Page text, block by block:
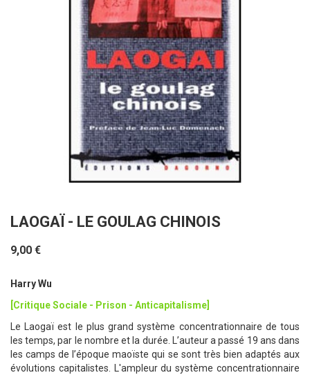
LAOGAÏ - LE GOULAG CHINOIS
9,00 €
Harry Wu
[Critique Sociale - Prison - Anticapitalisme]
Le Laogaï est le plus grand système concentrationnaire de tous
les temps, par le nombre et la durée. L’auteur a passé 19 ans dans
les camps de l’époque maoïste qui se sont très bien adaptés aux
évolutions capitalistes. L'ampleur du système concentrationnaire